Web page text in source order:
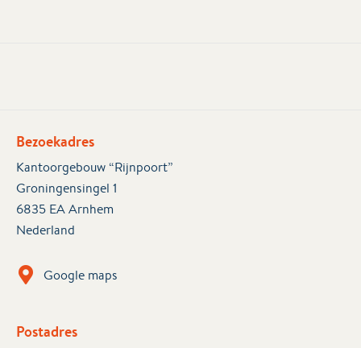
Bezoekadres
Kantoorgebouw “Rijnpoort”
Groningensingel 1
6835 EA Arnhem
Nederland
Google maps
Postadres